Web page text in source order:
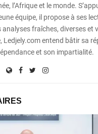
l’Afrique et le monde.
équipe, il propose à ses
fraîches, diverses et
Ledjely.com entend bâtir sa
et son impartialité.